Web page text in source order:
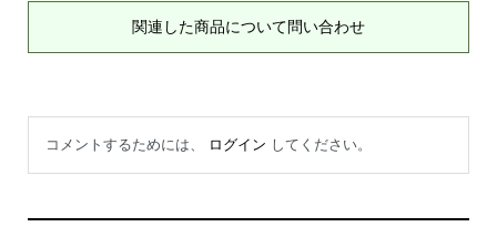
関連した商品について問い合わせ
コメントするためには、 ログイン してください。